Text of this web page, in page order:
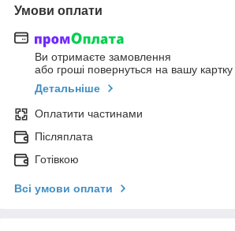
Умови оплати
Ви отримаєте замовлення
або гроші повернуться на вашу картку
Детальніше
Оплатити частинами
Післяплата
Готівкою
Всі умови оплати